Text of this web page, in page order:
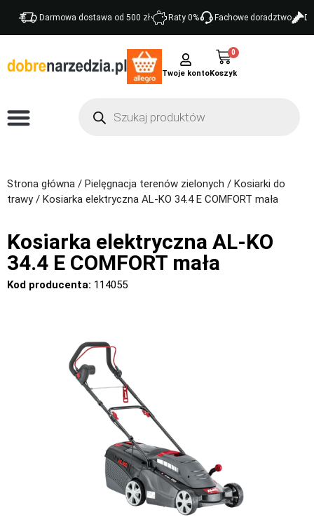
Darmowa dostawa od 500 zł Raty 0% Fachowe doradztwo
Twoje konto
0
Strona główna / Pielęgnacja terenów zielonych / Kosiarki do
trawy/ Kosiarka elektryczna AL-KO 34.4 E COMFORT mała
Kosiarka elektryczna AL-KO
34.4 E COMFORT mała
Kod producenta: 114055